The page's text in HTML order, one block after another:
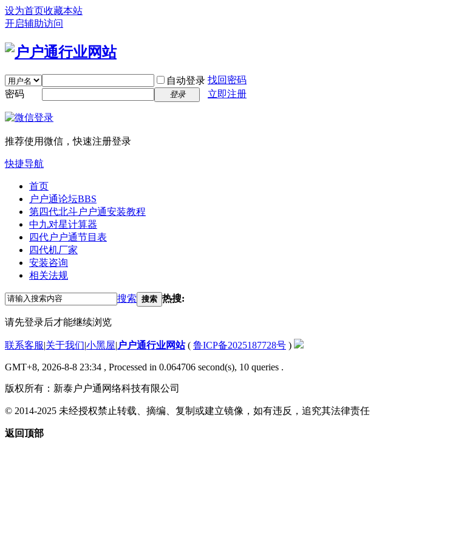
设为首页收藏本站
开启辅助访问
自动登录 找回密码
密码
登录 立即注册
推荐使用微信，快速注册登录
快捷导航
首页
户户通论坛BBS
第四代北斗户户通安装教程
中九对星计算器
四代户户通节目表
四代机厂家
安装咨询
相关法规
搜索 搜索 热搜:
请先登录后才能继续浏览
联系客服|关于我们|小黑屋| 户户通行业网站( 鲁ICP备2025187728号 )
GMT+8, 2026-8-8 23:34 , Processed in 0.064706 second(s), 10 queries .
版权所有：新泰户户通网络科技有限公司
© 2014-2025 未经授权禁止转载、摘编、复制或建立镜像，如有违反，追究其法律责任
返回顶部